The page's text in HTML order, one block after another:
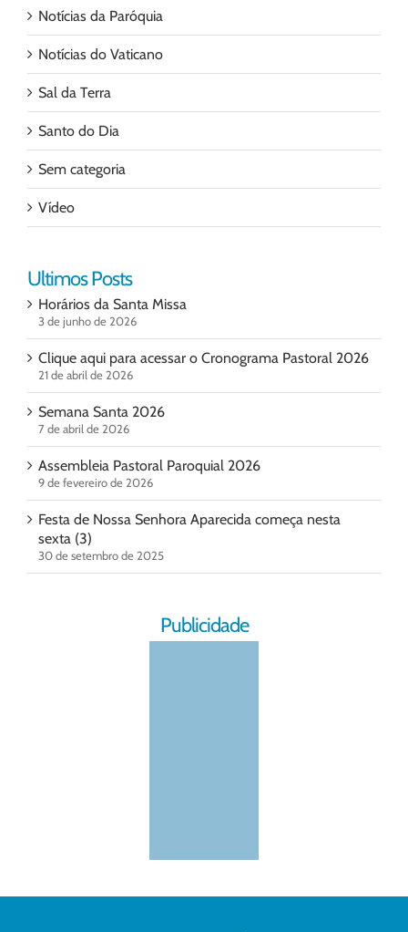
Notícias da Paróquia
Notícias do Vaticano
Sal da Terra
Santo do Dia
Sem categoria
Vídeo
Ultimos Posts
Horários da Santa Missa
3 de junho de 2026
Clique aqui para acessar o Cronograma Pastoral 2026
21 de abril de 2026
Semana Santa 2026
7 de abril de 2026
Assembleia Pastoral Paroquial 2026
9 de fevereiro de 2026
Festa de Nossa Senhora Aparecida começa nesta
sexta (3)
30 de setembro de 2025
Publicidade